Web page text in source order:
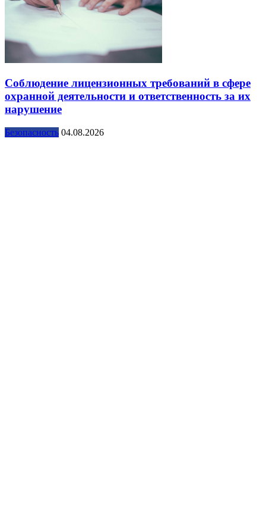
Соблюдение лицензионных требований в сфере
охранной деятельности и ответственность за их
нарушение
Безопасность 04.08.2026